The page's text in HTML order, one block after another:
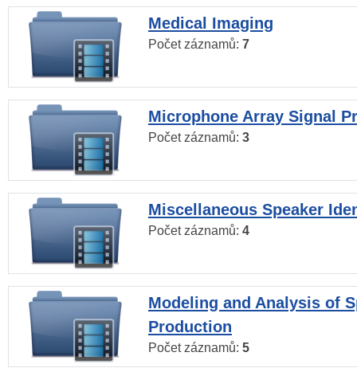
Medical Imaging
Počet záznamů: 7
Microphone Array Signal
Počet záznamů: 3
Miscellaneous Speaker
Počet záznamů: 4
Modeling and Analysis of
Production
Počet záznamů: 5